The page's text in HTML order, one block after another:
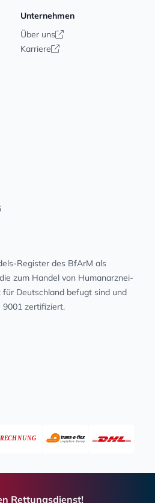
Unternehmen
Über uns
Karriere
Register des BfArM als
zum Handel von Human­arz­nei­
Deutschland befugt sind und
9001 zertifiziert.
Rettungsdienst!